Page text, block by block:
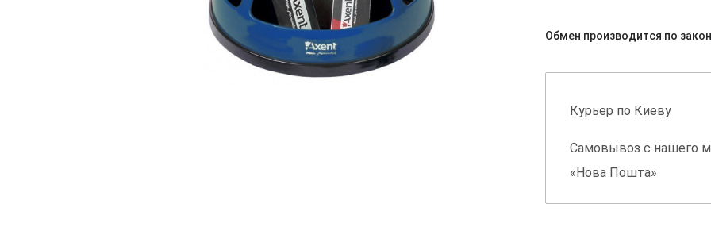
Обмен производится по
Курьер по Киеву
Самовывоз с нашего
«Нова Пошта»